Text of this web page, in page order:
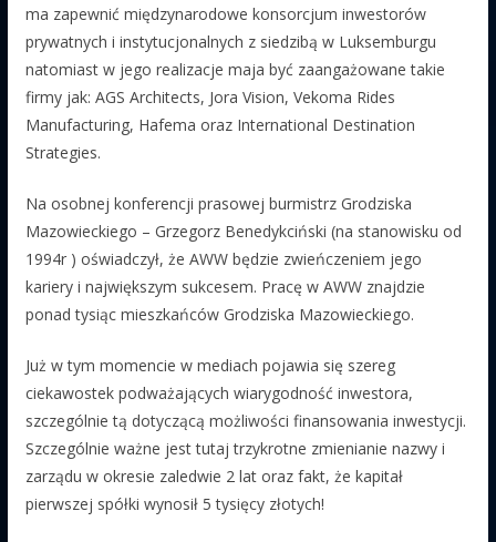
ma zapewnić międzynarodowe konsorcjum inwestorów
prywatnych i instytucjonalnych z siedzibą w Luksemburgu
natomiast w jego realizacje maja być zaangażowane takie
firmy jak: AGS Architects, Jora Vision, Vekoma Rides
Manufacturing, Hafema oraz International Destination
Strategies.
Na osobnej konferencji prasowej burmistrz Grodziska
Mazowieckiego – Grzegorz Benedykciński (na stanowisku od
1994r ) oświadczył, że AWW będzie zwieńczeniem jego
kariery i największym sukcesem. Pracę w AWW znajdzie
ponad tysiąc mieszkańców Grodziska Mazowieckiego.
Już w tym momencie w mediach pojawia się szereg
ciekawostek podważających wiarygodność inwestora,
szczególnie tą dotyczącą możliwości finansowania inwestycji.
Szczególnie ważne jest tutaj trzykrotne zmienianie nazwy i
zarządu w okresie zaledwie 2 lat oraz fakt, że kapitał
pierwszej spółki wynosił 5 tysięcy złotych!